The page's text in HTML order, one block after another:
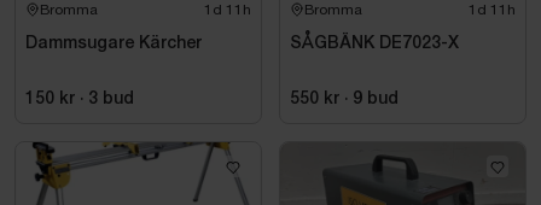
Bromma 1d 11h
Dammsugare Kärcher
150 kr · 3 bud
Bromma 1d 11h
SÅGBÄNK DE7023-X
550 kr · 9 bud